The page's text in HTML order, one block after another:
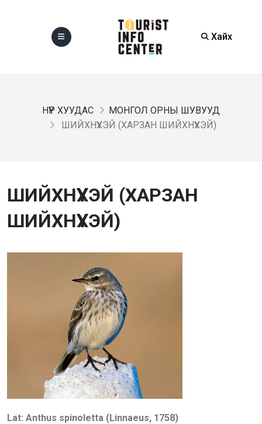
Хайх
НҮҮР ХУУДАС
МОНГОЛ ОРНЫ ШУВУУД
ШИЙХНҮҮХЭЙ (ХАРЗАН ШИЙХНҮҮХЭЙ)
ШИЙХНҮҮХЭЙ (ХАРЗАН
ШИЙХНҮҮХЭЙ)
Lat: Anthus spinoletta (Linnaeus, 1758)